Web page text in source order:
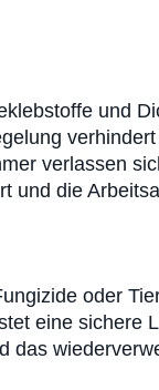
und
verlassen
und die
oder
eine sichere
das